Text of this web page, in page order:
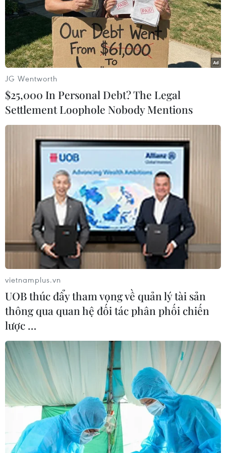
Nhóm bộ tứ Normandy vẫn không đạt đột
phá về vấn đề Ukraine
30/11/2016 03:55
Cuộc gặp cấp Ngoại trưởng Nhóm bộ tứ Normandy đã
kết thúc mà không đạt bất kỳ bước đột phá nào nhằm
tìm kiếm sự hòa hợp trong lộ trình thực thi Thỏa thuận
Minsk về xung đột ở miền Đông Ukraine.
JG Wentworth
$25,000 In Personal Debt? The Legal
Settlement Loophole Nobody Mentions
vietnamplus.vn
UOB thúc đẩy tham vọng về quản lý tài sản
thông qua quan hệ đối tác phân phối chiến
lược …